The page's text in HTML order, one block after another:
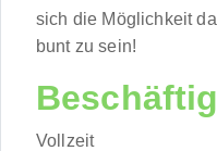
sich die Möglichkeit
bunt zu sein!
Vollzeit